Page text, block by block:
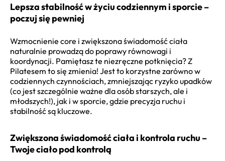
Lepsza stabilność w życiu codziennym i sporcie –
poczuj się pewniej
Wzmocnienie core i zwiększona świadomość ciała
naturalnie prowadzą do poprawy równowagi i
koordynacji. Pamiętasz te niezręczne potknięcia? Z
Pilatesem to się zmienia! Jest to korzystne zarówno w
codziennych czynnościach, zmniejszając ryzyko upadków
(co jest szczególnie ważne dla osób starszych, ale i
młodszych!), jak i w sporcie, gdzie precyzja ruchu i
stabilność są kluczowe.
Zwiększona świadomość ciała i kontrola ruchu –
Twoje ciało pod kontrolą